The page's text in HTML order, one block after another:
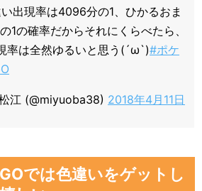
出現率は4096分の1、ひかるおま
1の確率だからそれにくらべたら、
率は全然ゆるいと思う(´ω`)#ポケ
江 (@miyuoba38) 2018年4月11日
では色違いをゲットし